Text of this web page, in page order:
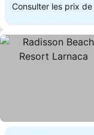
Consulter les prix de